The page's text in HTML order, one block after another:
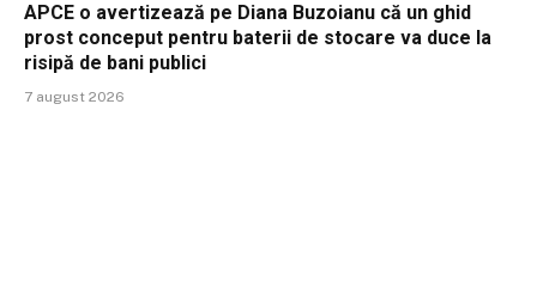
APCE o avertizează pe Diana Buzoianu că un ghid
prost conceput pentru baterii de stocare va duce la
risipă de bani publici
7 august 2026